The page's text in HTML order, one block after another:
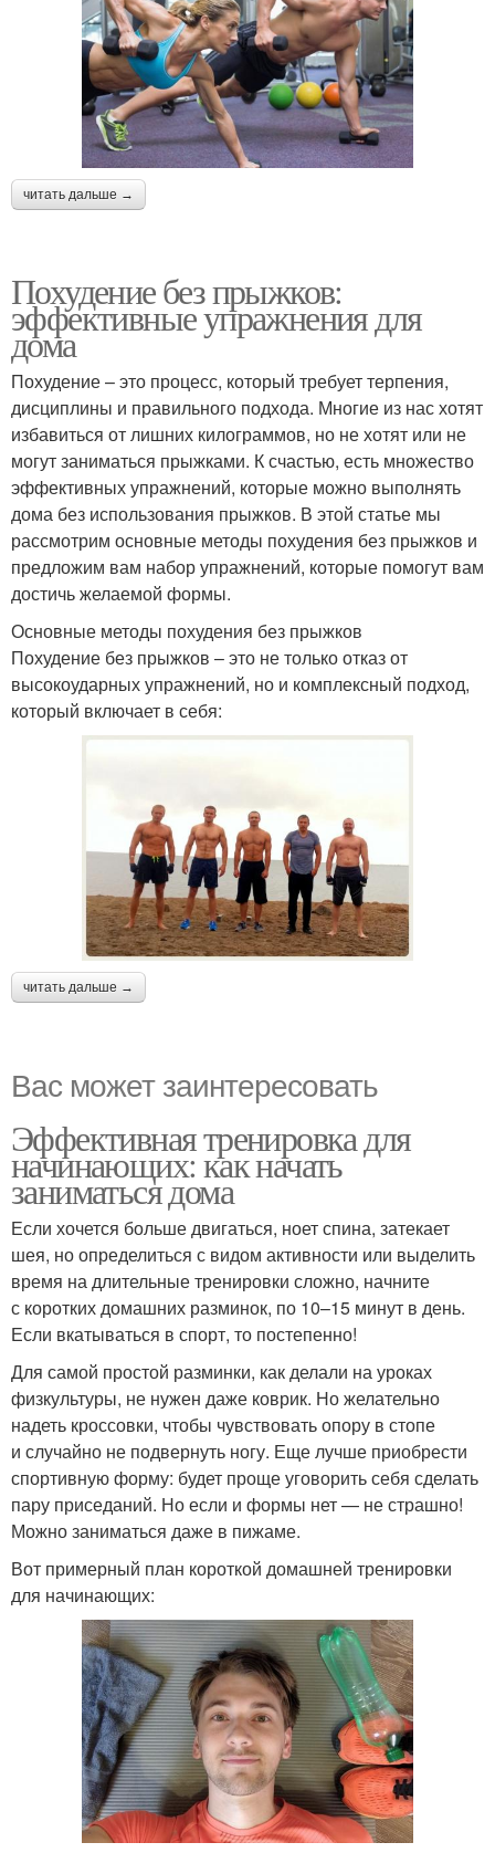
читать дальше →
Похудение без прыжков:
эффективные упражнения для
дома
Похудение – это процесс, который требует терпения,
дисциплины и правильного подхода. Многие из нас хотят
избавиться от лишних килограммов, но не хотят или не
могут заниматься прыжками. К счастью, есть множество
эффективных упражнений, которые можно выполнять
дома без использования прыжков. В этой статье мы
рассмотрим основные методы похудения без прыжков и
предложим вам набор упражнений, которые помогут вам
достичь желаемой формы.
Основные методы похудения без прыжков
Похудение без прыжков – это не только отказ от
высокоударных упражнений, но и комплексный подход,
который включает в себя:
читать дальше →
Вас может заинтересовать
Эффективная тренировка для
начинающих: как начать
заниматься дома
Если хочется больше двигаться, ноет спина, затекает
шея, но определиться с видом активности или выделить
время на длительные тренировки сложно, начните
с коротких домашних разминок, по 10–15 минут в день.
Если вкатываться в спорт, то постепенно!
Для самой простой разминки, как делали на уроках
физкультуры, не нужен даже коврик. Но желательно
надеть кроссовки, чтобы чувствовать опору в стопе
и случайно не подвернуть ногу. Еще лучше приобрести
спортивную форму: будет проще уговорить себя сделать
пару приседаний. Но если и формы нет — не страшно!
Можно заниматься даже в пижаме.
Вот примерный план короткой домашней тренировки
для начинающих: